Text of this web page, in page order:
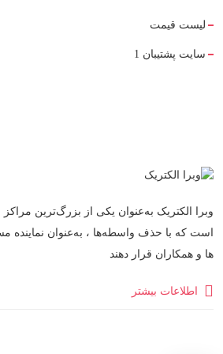
لیست قیمت
سایت پشتیبان 1
وبرا الکتریک به‌عنوان یکی از بزرگ‌ترین
است که با حذف واسطه‌ها ، به‌عنوان نماینده
ها و همکاران قرار دهند
اطلاعات بیشتر